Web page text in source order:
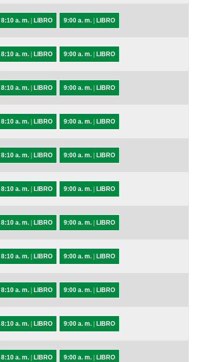
8:10 a. m. LIBRO 9:00 a. m. LIBRO
8:10 a. m. LIBRO 9:00 a. m. LIBRO
8:10 a. m. LIBRO 9:00 a. m. LIBRO
8:10 a. m. LIBRO 9:00 a. m. LIBRO
8:10 a. m. LIBRO 9:00 a. m. LIBRO
8:10 a. m. LIBRO 9:00 a. m. LIBRO
8:10 a. m. LIBRO 9:00 a. m. LIBRO
8:10 a. m. LIBRO 9:00 a. m. LIBRO
8:10 a. m. LIBRO 9:00 a. m. LIBRO
8:10 a. m. LIBRO 9:00 a. m. LIBRO
8:10 a. m. LIBRO 9:00 a. m. LIBRO